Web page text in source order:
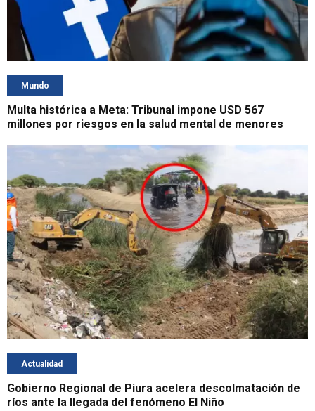
Mundo
Multa histórica a Meta: Tribunal impone USD 567
millones por riesgos en la salud mental de menores
Actualidad
Gobierno Regional de Piura acelera descolmatación de
ríos ante la llegada del fenómeno El Niño